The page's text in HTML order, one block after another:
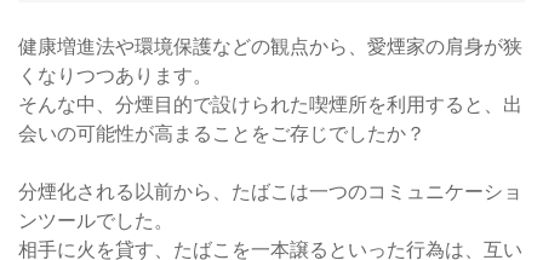
健康増進法や環境保護などの観点から、愛煙家の肩身が狭
くなりつつあります。
そんな中、分煙目的で設けられた喫煙所を利用すると、出
会いの可能性が高まることをご存じでしたか？
分煙化される以前から、たばこは一つのコミュニケーショ
ンツールでした。
相手に火を貸す、たばこを一本譲るといった行為は、互い